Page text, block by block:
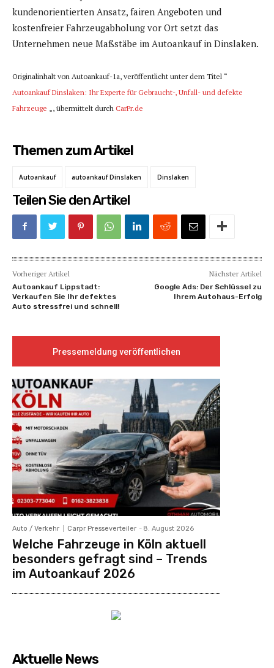
kundenorientierten Ansatz, fairen Angeboten und
kostenfreier Fahrzeugabholung vor Ort setzt das
Unternehmen neue Maßstäbe im Autoankauf in Dinslaken.
Originalinhalt von Autoankauf-1a, veröffentlicht unter dem Titel “
Autoankauf Dinslaken: Ihr Experte für Gebraucht-, Unfall- und defekte
Fahrzeuge „, übermittelt durch CarPr.de
Themen zum Artikel
Autoankauf autoankauf Dinslaken Dinslaken
Teilen Sie den Artikel
Vorheriger Artikel
Autoankauf Lippstadt:
Verkaufen Sie Ihr defektes
Auto stressfrei und schnell!
Nächster Artikel
Google Ads: Der Schlüssel zu
Ihrem Autohaus-Erfolg
Pressemeldung veröffentlichen
Auto / Verkehr Carpr Presseverteiler - 8. August 2026
Welche Fahrzeuge in Köln aktuell
besonders gefragt sind – Trends
im Autoankauf 2026
Aktuelle News